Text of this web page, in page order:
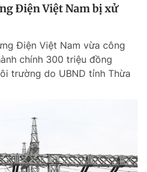
Điện Việt Nam bị xử
Điện Việt Nam vừa công
chính 300 triệu đồng
trường do UBND tỉnh Thừa